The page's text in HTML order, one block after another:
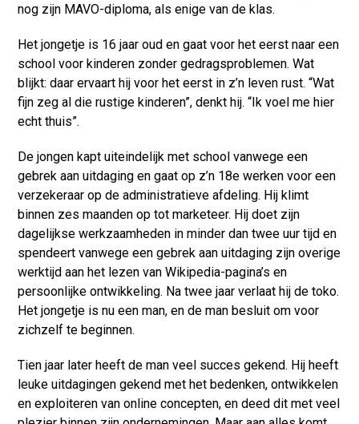
nog zijn MAVO-diploma, als enige van de klas.
Het jongetje is 16 jaar oud en gaat voor het eerst naar een
school voor kinderen zonder gedragsproblemen. Wat
blijkt: daar ervaart hij voor het eerst in z’n leven rust. “Wat
fijn zeg al die rustige kinderen”, denkt hij. “Ik voel me hier
echt thuis”.
De jongen kapt uiteindelijk met school vanwege een
gebrek aan uitdaging en gaat op z’n 18e werken voor een
verzekeraar op de administratieve afdeling. Hij klimt
binnen zes maanden op tot marketeer. Hij doet zijn
dagelijkse werkzaamheden in minder dan twee uur tijd en
spendeert vanwege een gebrek aan uitdaging zijn overige
werktijd aan het lezen van Wikipedia-pagina’s en
persoonlijke ontwikkeling. Na twee jaar verlaat hij de toko.
Het jongetje is nu een man, en de man besluit om voor
zichzelf te beginnen.
Tien jaar later heeft de man veel succes gekend. Hij heeft
leuke uitdagingen gekend met het bedenken, ontwikkelen
en exploiteren van online concepten, en deed dit met veel